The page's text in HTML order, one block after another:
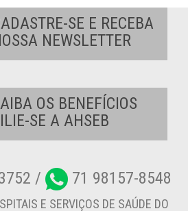
SE E RECEBA
NEWSLETTER
OS BENEFÍCIOS
SE A AHSEB
/ 71 98157-8548
E SERVIÇOS DE SAÚDE DO